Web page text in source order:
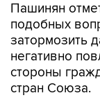
Пашинян
подобных
затормозить
негативно
стороны
стран Союза.